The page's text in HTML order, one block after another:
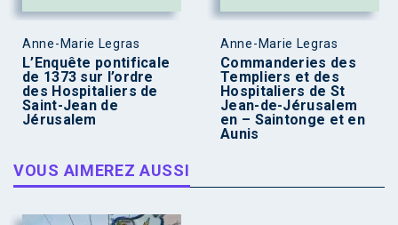
Anne-Marie Legras
L’Enquête pontificale
de 1373 sur l’ordre
des Hospitaliers de
Saint-Jean de
Jérusalem
Anne-Marie Legras
Commanderies des
Templiers et des
Hospitaliers de St
Jean-de-Jérusalem
en – Saintonge et en
Aunis
VOUS AIMEREZ AUSSI